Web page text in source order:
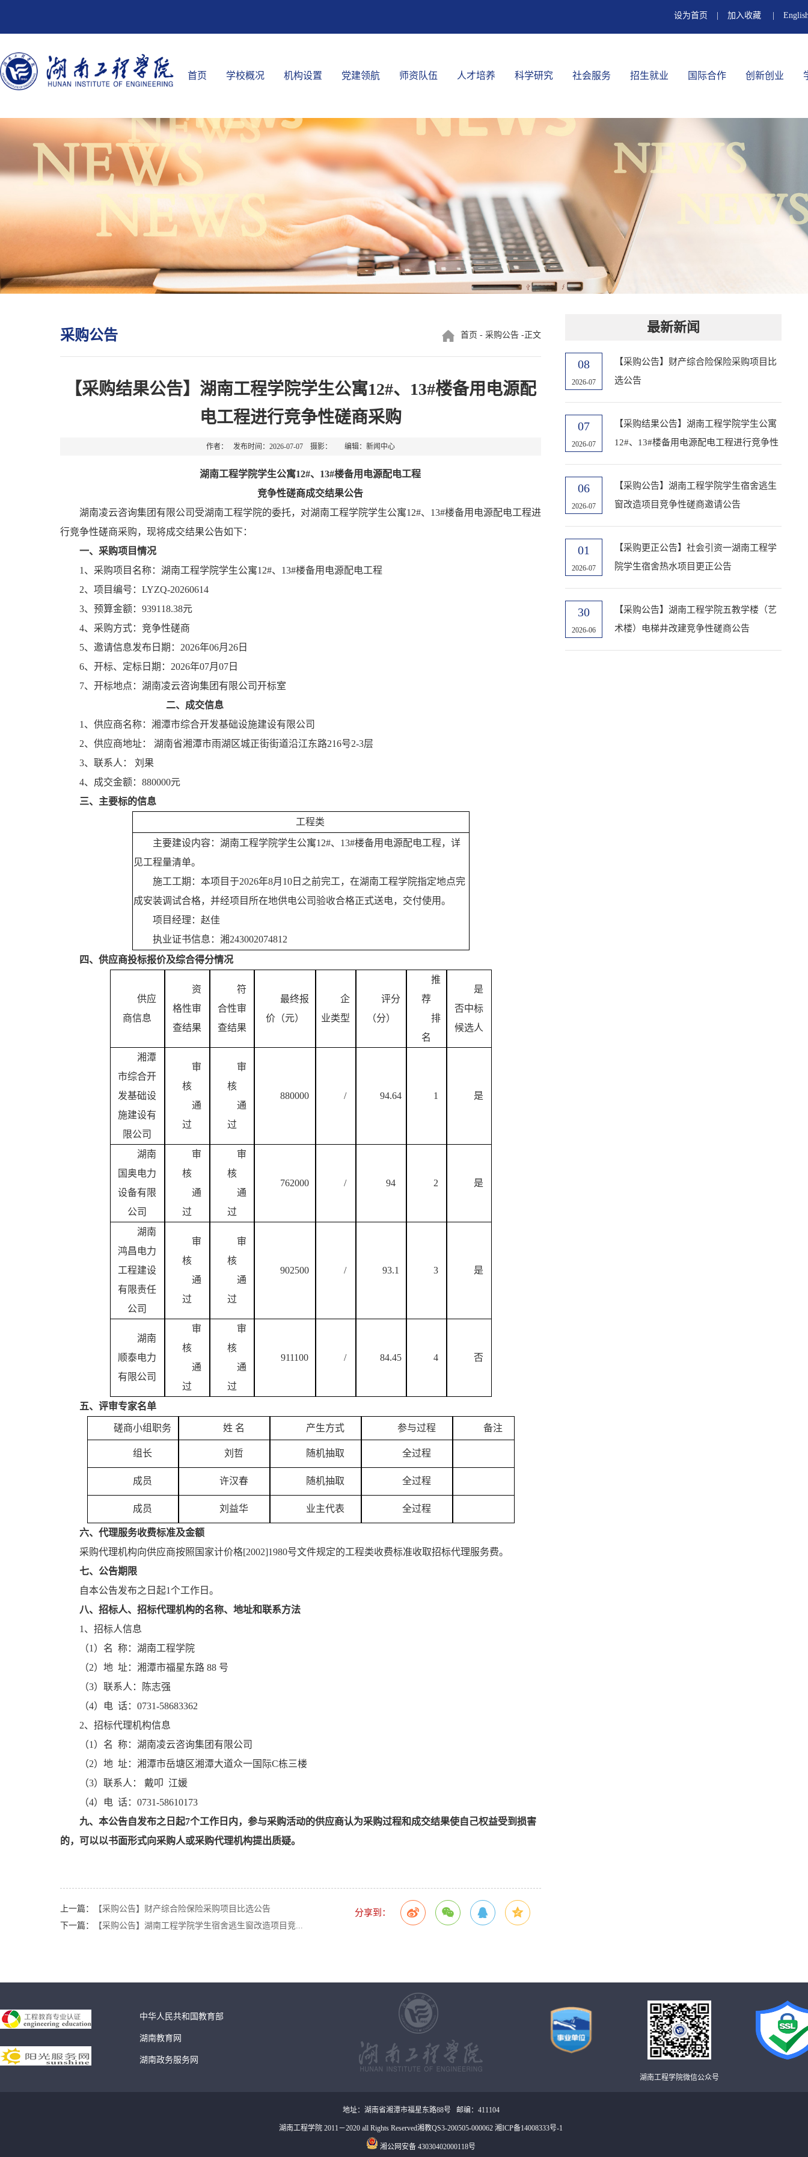
设为首页 加入收藏
首页 学校概况 机构设置 党建领航 师资队伍 人才培养 科学研究 社会服务 招生就业 国际合作 创新创业
采购公告 首页 - 采购公告 -正文
【采购结果公告】湖南工程学院学生公寓12#、13#楼备用电源配
电工程进行竞争性磋商采购
作者： 发布时间：2026-07-07 摄影： 编辑：新闻中心
湖南工程学院学生公寓12#、13#楼备用电源配电工程
竞争性磋商成交结果公告
湖南凌云咨询集团有限公司受湖南工程学院的委托，对湖南工程学院学生公寓12#、13#楼备用电源配电工程进
行竞争性磋商采购，现将成交结果公告如下：
一、采购项目情况
1、采购项目名称： 湖南工程学院学生公寓12#、13#楼备用电源配电工程
2、 项目编号 ： LYZQ-20260614
3、预算金额： 939118.38元
4、 采购方式：竞争性磋商
5、邀请信息发布日期：2026年06月 26 日
6、开标、定标日期： 2026年07月 07 日
7、开标地点：湖南凌云咨询集团有限公司开标室
二、 成交信息
1、供应商名称：湘潭市综合开发基础设施建设有限公司
2、供应商地址： 湖南省湘潭市雨湖区城正街街道沿江东路216号2-3层
3、联系人： 刘果
4、 成交金额： 880000元
三、 主要标的信息
工程类
主要建设内容：湖南工程学院学生公寓12#、13#楼备用电源配电工程，详
见工程量清单。
施工工期：本项目于2026年8月10日之前完工，在湖南工程学院指定地点完
成安装调试合格，并经项目所在地供电公司验收合格正式送电，交付使用。
项目经理：赵佳
执业证书信息：湘243002074812
四、 供应商投标报价及综合得分情况
供应
商信息
资
格性审
查结果
符
合性审
查结果
最终报
价（元）
企
业类型
评分
（分）
推
荐
排
名
是
否中标
候选人
湘潭
市综合开
发基础设
施建设有
限公司
审
核
通
过
审
核
通
过
880000 / 94.64 1 是
湖南
国奥电力
设备有限
公司
审
核
通
过
审
核
通
过
762000 / 94 2 是
湖南
鸿昌电力
工程建设
有限责任
公司
审
核
通
过
审
核
通
过
902500 / 93.1 3 是
湖南
顺泰电力
有限公司
审
核
通
过
审
核
通
过
911100 / 84.45 4 否
五、 评审专家名单
磋商小组职务 姓 名 产生方式 参与过程 备注
组长 刘哲 随机抽取 全过程
成员 许汉春 随机抽取 全过程
成员 刘益华 业主代表 全过程
六、 代理服务收费标准及金额
采购代理机构向供应商按照国家计价格[2002]1980号文件规定的工程类收费标准收取招标代理服务费。
七、 公告期限
自本公告发布之日起1个工作日 。
八、 招标人、 招标代理机构的名称、地址和联系方法
1、 招标人信息
（1）名 称： 湖南工程学院
（2）地 址：湘潭市福星东路 88 号
（3）联系人：陈志强
（4）电 话：0731-58683362
2、 招标代理机构信息
（1）名 称： 湖南凌云咨询集团有限公司
（2）地 址：湘潭市岳塘区湘潭大道众一国际C栋三楼
（3）联系人： 戴叩 江媛
（4）电 话：0731-58610173
九、本公告自发布之日起7个工作日内，参与采购活动的供应商认为采购过程和成交结果使自己权益受到损害
的，可以以书面形式向采购人或采购代理机构提出质疑。
分享到：
上一篇：
【采购公告】财产综合险保险采购项目比选公告
下一篇：
【采购公告】湖南工程学院学生宿舍逃生窗改造项目竞...
最新新闻
08
2026-07
【采购公告】财产综合险保险采购项目比
选公告
07
2026-07
【采购结果公告】湖南工程学院学生公寓
12#、13#楼备用电源配电工程进行竞争性
06
2026-07
【采购公告】湖南工程学院学生宿舍逃生
窗改造项目竞争性磋商邀请公告
01
2026-07
【采购更正公告】社会引资一湖南工程学
院学生宿舍热水项目更正公告
30
2026-06
【采购公告】湖南工程学院五教学楼（艺
术楼）电梯井改建竞争性磋商公告
中华人民共和国教育部
湖南教育网
湖南政务服务网
湖南工程学院微信公众号
地址：湖南省湘潭市福星东路88号 邮编：411104
湖南工程学院 2011－2020 all Rights Reserved湘教QS3-200505-000062 湘ICP备14008333号-1
湘公网安备 43030402000118号
01 of 00